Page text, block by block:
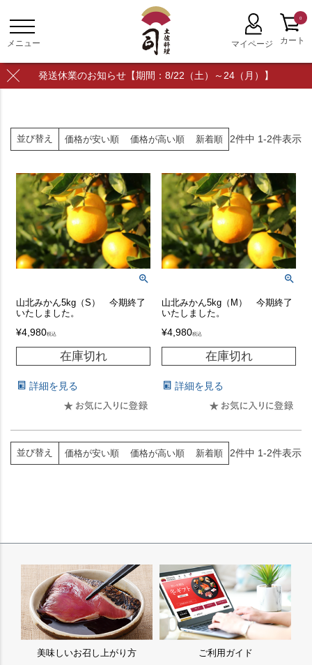
発送休業のお知らせ【期間：8/22（土）～24（月）】
0
並び替え 価格が安い順 価格が高い順 新着順 2件中 1-2件表示
山北みかん5kg（S） 今期終了
いたしました。
¥4,980税込
在庫切れ
詳細を見る
山北みかん5kg（M） 今期終了
いたしました。
¥4,980税込
在庫切れ
詳細を見る
並び替え 価格が安い順 価格が高い順 新着順 2件中 1-2件表示
美味しいお召し上がり方 ご利用ガイド